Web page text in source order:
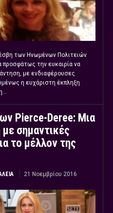
των Ηνωμένων Πολιτειών
την ευκαιρία να
με ενδιαφέρουσες
η ευχάριστη έκπληξη
Pierce-Deree: Μια
σημαντικές
το μέλλον της
21 Νοεμβρίου 2016